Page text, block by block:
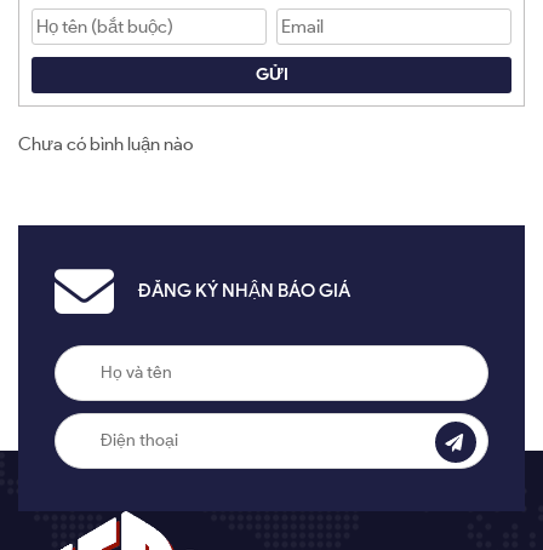
GỬI
Chưa có bình luận nào
ĐĂNG KÝ NHẬN BÁO GIÁ